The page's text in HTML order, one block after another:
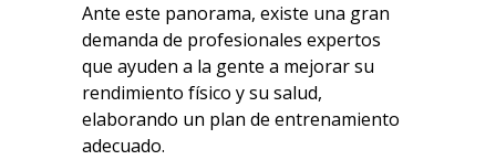
Ante este panorama, existe una gran
demanda de profesionales expertos
que ayuden a la gente a mejorar su
rendimiento físico y su salud,
elaborando un plan de entrenamiento
adecuado.